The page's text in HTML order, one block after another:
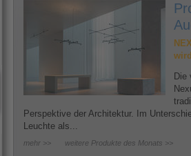
wird
Die
Perspektive der Architektur. Im
Leuchte als...
mehr >> weitere Produkte des Monats >>